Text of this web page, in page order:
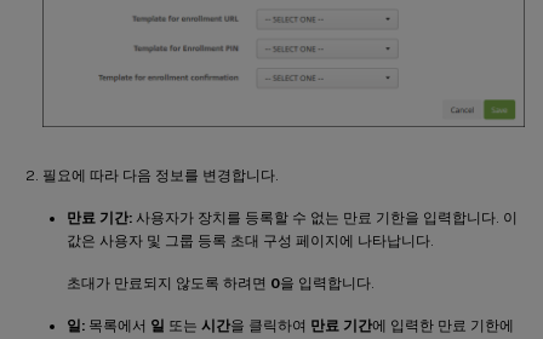
필요에 따라 다음 정보를 변경합니다.
만료 기간: 사용자가 장치를 등록할 수 없는 만료 기한을 입력합니다. 이
값은 사용자 및 그룹 등록 초대 구성 페이지에 나타납니다.
초대가 만료되지 않도록 하려면 0을 입력합니다.
일: 목록에서 일 또는 시간을 클릭하여 만료 기간에 입력한 만료 기한에